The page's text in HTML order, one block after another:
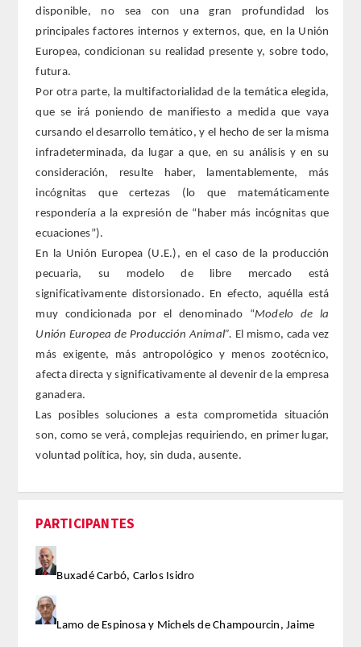
HISTÓRICO DE ACADÉMICOS
NÚMERO
CORRESPONDIENTES
NACIONALES
EXTRANJEROS
DE MÉRITO
HONOR
ACTIVIDADES
ACTIVIDADES REALIZADAS
2026
HISTÓRICO
VIDEOTECA
PREMIOS
PREMIOS 2026
PUBLICACIONES
ANALES de la RADE
disponible, no sea con una gran profundidad los
principales factores internos y externos, que, en la Unión
Europea, condicionan su realidad presente y, sobre todo,
futura.
Por otra parte, la multifactorialidad de la temática elegida,
que se irá poniendo de manifiesto a medida que vaya
cursando el desarrollo temático, y el hecho de ser la misma
infradeterminada, da lugar a que, en su análisis y en su
consideración, resulte haber, lamentablemente, más
incógnitas que certezas (lo que matemáticamente
respondería a la expresión de “haber más incógnitas que
ecuaciones”).
En la Unión Europea (U.E.), en el caso de la producción
pecuaria, su modelo de libre mercado está
significativamente distorsionado. En efecto, aquélla está
muy condicionada por el denominado “Modelo de la
Unión Europea de Producción Animal”. El mismo, cada vez
más exigente, más antropológico y menos zootécnico,
afecta directa y significativamente al devenir de la empresa
ganadera.
Las posibles soluciones a esta comprometida situación
son, como se verá, complejas requiriendo, en primer lugar,
voluntad política, hoy, sin duda, ausente.
PARTICIPANTES
Buxadé Carbó, Carlos Isidro
Lamo de Espinosa y Michels de Champourcin, Jaime